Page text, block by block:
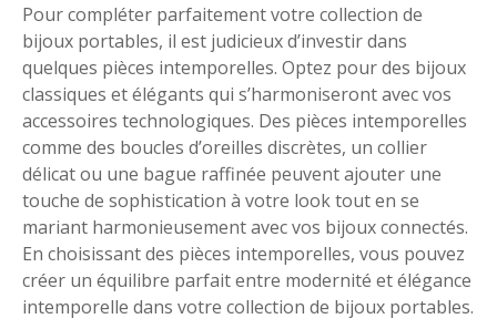
Pour compléter parfaitement votre collection de
bijoux portables, il est judicieux d’investir dans
quelques pièces intemporelles. Optez pour des bijoux
classiques et élégants qui s’harmoniseront avec vos
accessoires technologiques. Des pièces intemporelles
comme des boucles d’oreilles discrètes, un collier
délicat ou une bague raffinée peuvent ajouter une
touche de sophistication à votre look tout en se
mariant harmonieusement avec vos bijoux connectés.
En choisissant des pièces intemporelles, vous pouvez
créer un équilibre parfait entre modernité et élégance
intemporelle dans votre collection de bijoux portables.